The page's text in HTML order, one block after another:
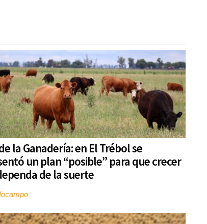
la Ganadería: en El Trébol se
un plan “posible” para que crecer
de la suerte